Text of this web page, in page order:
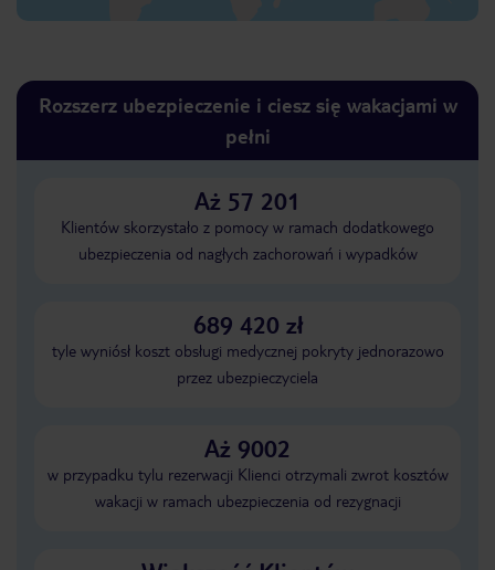
Rozszerz ubezpieczenie i ciesz się wakacjami w
pełni
Aż 57 201
Klientów skorzystało z pomocy w ramach dodatkowego
ubezpieczenia od nagłych zachorowań i wypadków
689 420 zł
tyle wyniósł koszt obsługi medycznej pokryty jednorazowo
przez ubezpieczyciela
Aż 9002
w przypadku tylu rezerwacji Klienci otrzymali zwrot kosztów
wakacji w ramach ubezpieczenia od rezygnacji